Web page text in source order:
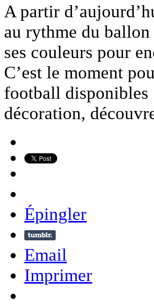
A partir
au rythme du
ses couleurs pour
C’est le moment
football disponibles
décoration,
Épingler
Email
Imprimer